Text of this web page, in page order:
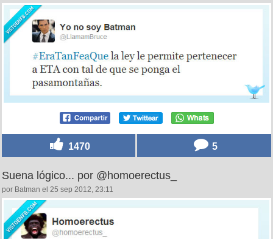
1470 5
Suena lógico... por @homoerectus_
por Batman el 25 sep 2012, 23:11